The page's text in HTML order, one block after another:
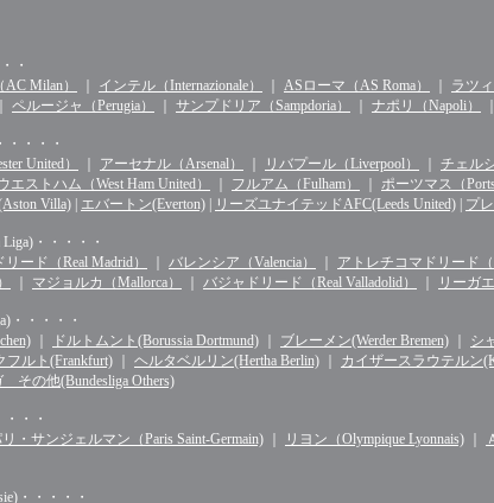
・
Milan） インテル（Internazionale） ASローマ（AS Roma） ラツィ
ペルージャ（Perugia） サンプドリア（Sampdoria） ナポリ（Napoli）
・・・・
United）
アーセナル（Arsenal） リバプール（Liverpool） チェル
エストハム（West Ham United） フルアム（Fulham） ポーツマス（
Villa) エバートン(Everton) リーズユナイテッドAFC(Leeds United) プ
・・・・・
ード（Real Madrid） バレンシア（Valencia） アトレチコマドリード（
マジョルカ（Mallorca） バジャドリード（Real Valladolid） リーガ
・・・・・
ドルトムント(Borussia Dortmund) ブレーメン(Werder Bremen) シ
フルト(Frankfurt) ヘルタベルリン(Hertha Berlin) カイザースラウテルン
その他(Bundesliga Others)
・・
・サンジェルマン（Paris Saint-Germain) リヨン（Olympique Lyonnais)
・・・・・